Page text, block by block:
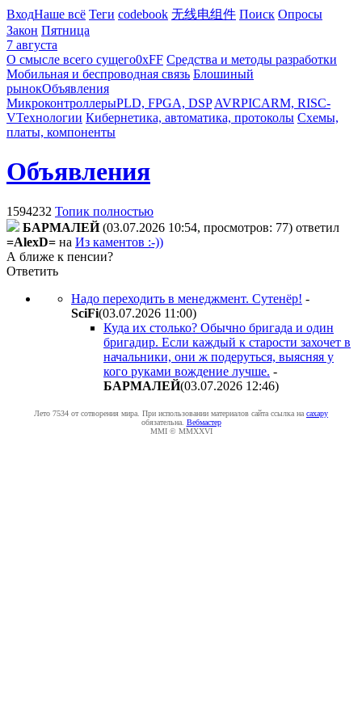
ВходНаше всё Теги codebook 无线电组件 Поиск Опросы
Закон Пятница
7 августа
О смысле всего сущего0xFF Средства и методы разработки
Мобильная и беспроводная связь Блошиный
рынокОбъявления
МикроконтроллерыPLD, FPGA, DSP AVRPICARM, RISC-
VТехнологии Кибернетика, автоматика, протоколы Схемы,
платы, компоненты
Объявления
1594232 Топик полностью
БAPMAЛEЙ (03.07.2026 10:54, просмотров: 77) ответил
=AlexD= на Из каментов :-))
А ближе к пенсии?
Ответить
Надо переходить в менеджмент. Сутенёр! -
SciFi(03.07.2026 11:00)
Куда их столько? Обычно бригада и один
бригадир. Если каждый к старости захочет в
начальники, они ж подеруться, выясняя у
кого руками вождение лучше. -
БAPMAЛEЙ(03.07.2026 12:46)
Лето 7534 от сотворения мира. При использовании материалов сайта ссылка на caxapу
обязательна. Вебмастер
MMI © MMXXVI